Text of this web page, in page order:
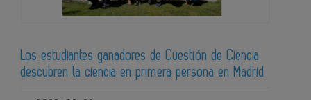
Los estudiantes ganadores de Cuestión de Ciencia
descubren la ciencia en primera persona en Madrid